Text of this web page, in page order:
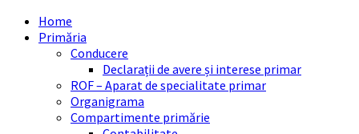
Skip
Skip
Skip
Skip
Home
Primăria
Conducere
Declarații de avere și interese primar
ROF – Aparat de specialitate primar
Organigrama
Compartimente primărie